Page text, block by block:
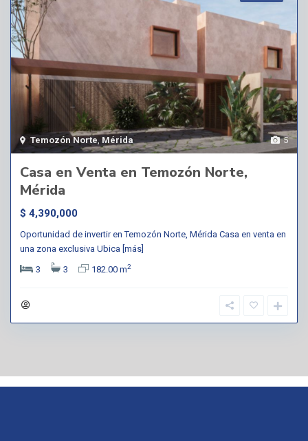
5
Temozón Norte Mérida
Casa en Venta en Temozón Norte,
Mérida
$ 4,390,000
Oportunidad de invertir en Temozón Norte, Mérida Casa en venta en
una zona exclusiva Ubica [más]
3
3 182.00 m2